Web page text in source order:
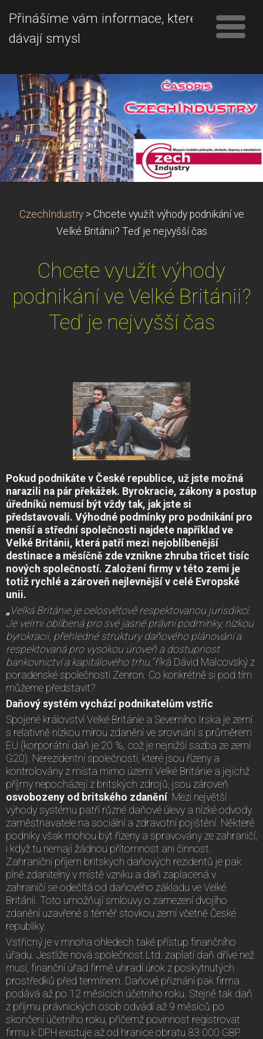
Přinášíme vám informace, které
dávají smysl
CzechIndustry > Chcete využít výhody podnikání ve
Velké Británii? Teď je nejvyšší čas
Chcete využít výhody
podnikání ve Velké Británii?
Teď je nejvyšší čas
Pokud podnikáte v České republice, už jste možná
narazili na pár překážek. Byrokracie, zákony a postup
úředníků nemusí být vždy tak, jak jste si
představovali. Výhodné podmínky pro podnikání pro
menší a střední společnosti najdete například ve
Velké Británii, která patří mezi nejoblíbenější
destinace a měsíčně zde vznikne zhruba třicet tisíc
nových společností. Založení firmy v této zemi je
totiž rychl é a zároveň nejlevnější v cel é Evropské
unii.
„Velká Británie je celosvětově respektovanou jurisdikcí.
Je velmi oblíbená pro své jasné právní podmínky, nízkou
byrokracii, přehledné struktury daňového plánování a
respektovaná pro vysokou úroveň a dostupnost
bankovnictví a kapitálového trhu,”říká Dávid Malcovský z
poradenské společnosti Zenron. Co konkrétně si pod tím
můžeme představit?
Daňový systém vychází podnikatelům vstříc
Spojené království Velké Británie a Severního Irska je zemí
s relativně nízkou mírou zdanění ve srovnání s průměrem
EU (korporátní daň je 20 %, což je nejnižší sazba ze zemí
G20). Nerezidentní společnosti, které jsou řízeny a
kontrolovány z místa mimo území Velké Británie a jejichž
příjmy nepocházejí z britských zdrojů, jsou zároveň
osvobozeny od britského zdanění . Mezi největší
výhody systému patří různé daňové úlevy a nízké odvody
zaměstnavatele na sociální a zdravotní pojištění. Některé
podniky však mohou být řízeny a spravovány ze zahraničí,
i když tu nemají žádnou přítomnost ani činnost.
Zahraniční příjem britských daňových rezidentů je pak
plně zdanitelný v místě vzniku a daň zaplacená v
zahraničí se odečítá od daňového základu ve Velké
Británii. Toto umožňují smlouvy o zamezení dvojího
zdanění uzavřené s téměř stovkou zemí včetně České
republiky.
Vstřícný je v mnoha ohledech také přístup finančního
úřadu. Jestliže nová společnost Ltd. zaplatí daň dříve než
musí, finanční úřad firmě uhradí úrok z poskytnutých
prostředků před termínem. Daňové přiznání pak firma
podává až po 12 měsících účetního roku. Stejně tak daň
z příjmu právnických osob odvádí až 9 měsíců po
skončení účetního roku, přičemž povinnost registrovat
firmu k DPH existuje až od hranice obratu 83 000 GBP.